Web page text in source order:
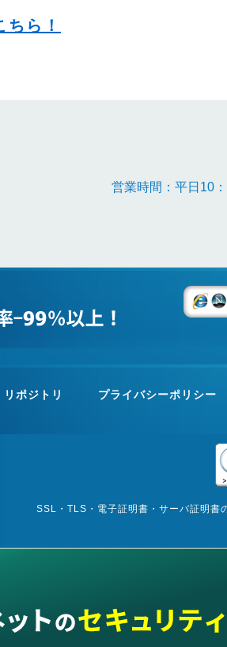
ら！
営業時間：平日10
リポジトリ プライバシーポリシー
SSL・TLS・電子証明書・サーバ証明